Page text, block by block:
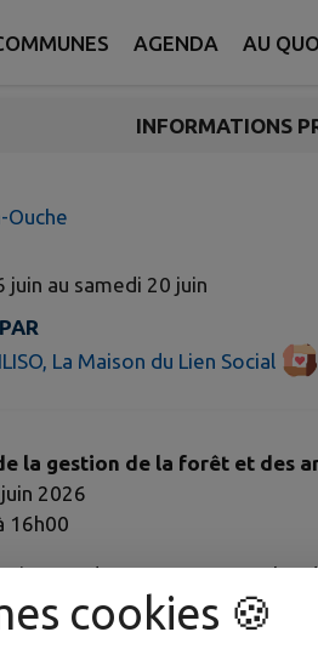
AGENDA AU
INFORMATIONS
Ouche
juin au samedi 20 juin
La Maison du Lien Social
la gestion de la forêt et des
2026
16h00
Brard, cette rencontre
du changement
cookies 🍪